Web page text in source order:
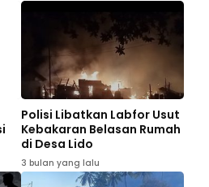
Polisi Libatkan Labfor Usut
Kebakaran Belasan Rumah
di Desa Lido
3 bulan yang lalu